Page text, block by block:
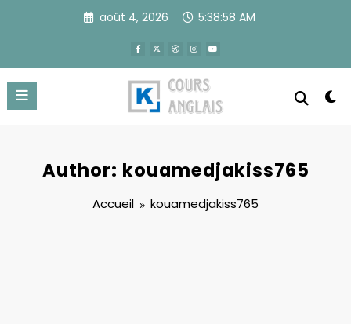
août 4, 2026 5:38:59 AM
Author: kouamedjakiss765
Accueil kouamedjakiss765